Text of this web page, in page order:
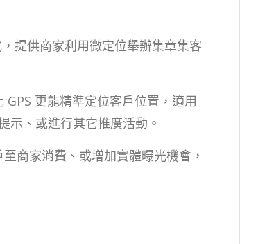
提供商家利用微定位舉辦集章集客
更能精準定位客戶位置，適用
示、或進行其它推廣活動。
商家消費、或增加實體曝光機會，